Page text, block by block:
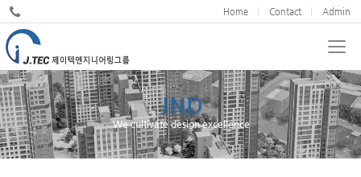
Home Contact Admin
JND
We cultivate design excellence